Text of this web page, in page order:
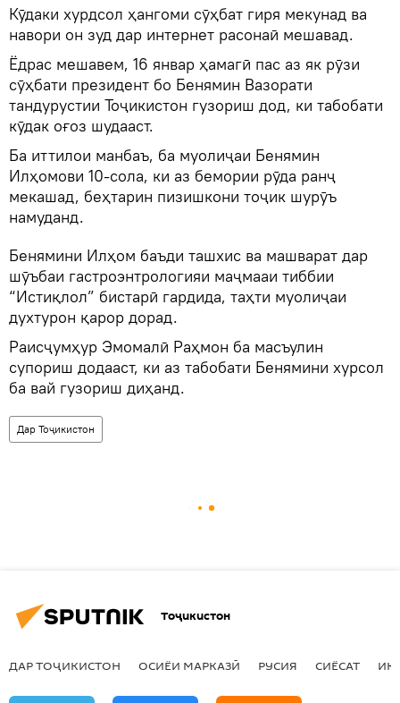
Кӯдаки хурдсол ҳангоми сӯҳбат гиря мекунад ва
навори он зуд дар интернет расонаӣ мешавад.
Ёдрас мешавем, 16 январ ҳамагӣ пас аз як рӯзи
сӯҳбати президент бо Бенямин Вазорати
тандурустии Тоҷикистон гузориш дод, ки табобати
кӯдак оғоз шудааст.
Ба иттилои манбаъ, ба муолиҷаи Бенямин
Илҳомови 10-сола, ки аз бемории рӯда ранҷ
мекашад, беҳтарин пизишкони тоҷик шурӯъ
намуданд.
Бенямини Илҳом баъди ташхис ва машварат дар
шӯъбаи гастроэнтрологияи маҷмааи тиббии
“Истиқлол” бистарӣ гардида, таҳти муолиҷаи
духтурон қарор дорад.
Раисҷумҳур Эмомалӣ Раҳмон ба масъулин
супориш додааст, ки аз табобати Бенямини хурсол
ба вай гузориш диҳанд.
Дар Тоҷикистон
Тоҷикистон
ДАР ТОҶИКИСТОН ОСИЁИ МАРКАЗӢ РУСИЯ СИЁСАТ